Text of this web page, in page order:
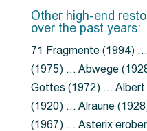
Other high-end
over the past years:
71 Fragmente (1994)
(1975) … Abwege
Gottes (1972) … Albert
(1920) … Alraune
(1967) … Asterix